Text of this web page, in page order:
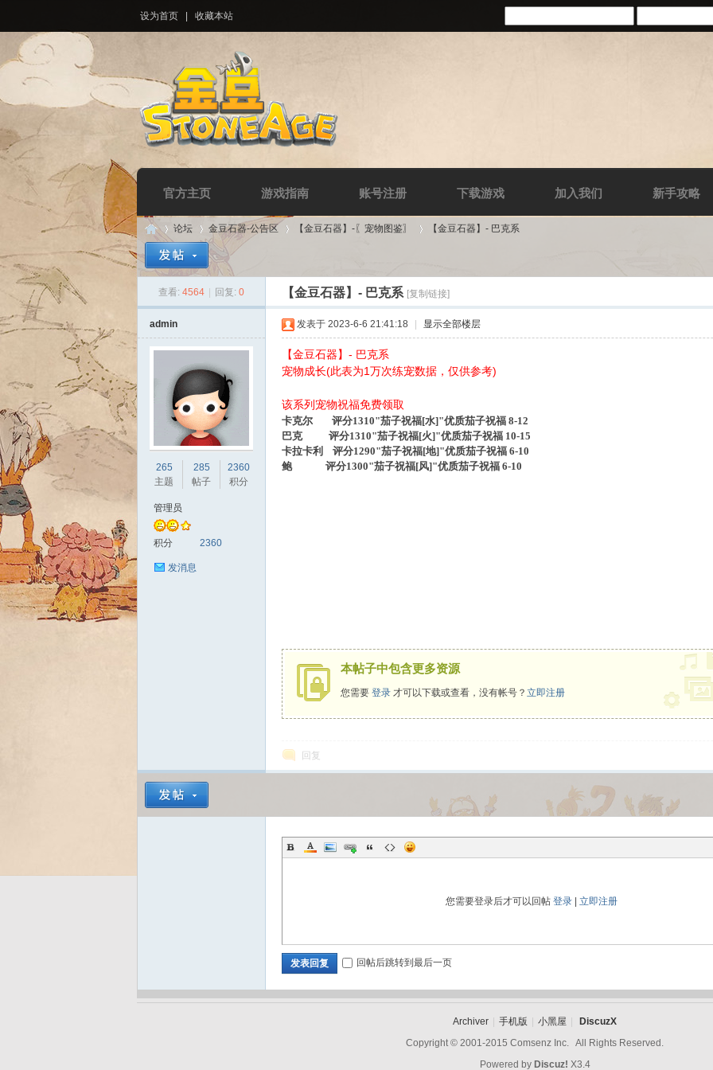
设为首页 收藏本站
官方主页 游戏指南 账号注册 下载游戏 加入我们 新手攻略
Bo
»
论坛
›
金豆石器-公告区 【金豆石器】-〖宠物图鉴〗
›
【金豆石器】- 巴克系
查看: 4564 回复: 0 【金豆石器】- 巴克系 [复制链接]
admin
265
主题
285
帖子
2360
积分
管理员
积分 2360
发消息
发表于 2023-6-6 21:41:18 显示全部楼层
【金豆石器】- 巴克系
宠物成长(此表为1万次练宠数据，仅供参考)
该系列宠物祝福免费领取
卡克尔 评分1310"茄子祝福[水]"优质茄子祝福 8-12
巴克 评分1310"茄子祝福[火]"优质茄子祝福 10-15
卡拉卡利
评分1290"茄子祝福[地]"优质茄子祝福 6-10
鲍评分1300"茄子祝福[风]"优质茄子祝福 6-10
本帖子中包含更多资源
您需要 登录 才可以下载或查看，没有帐号？ 立即注册
回复
您需要登录后才可以回帖 登录| 立即注册
发表回复 回帖后跳转到最后一页
Archiver 手机版 小黑屋
DiscuzX
Copyright © 2001-2015 Comsenz Inc. All Rights Reserved.
Powered by Discuz! X3.4